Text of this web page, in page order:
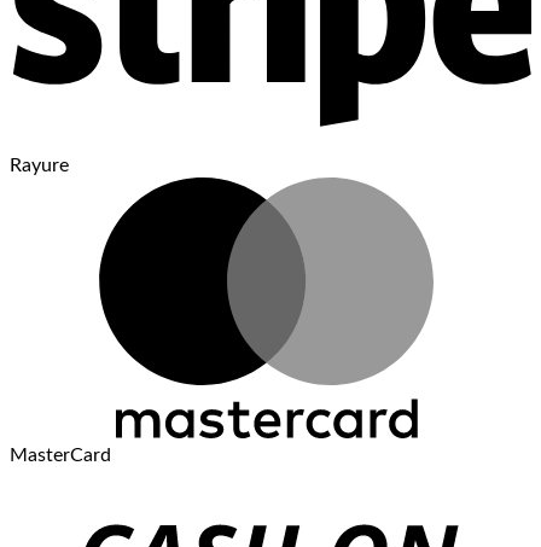
Rayure
MasterCard